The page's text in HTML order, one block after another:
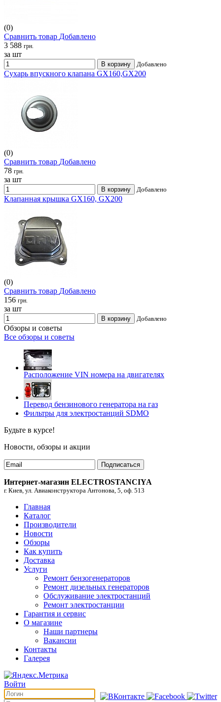
(0)
Сравнить товар Добавлено
3 588 грн.
за шт
В корзину Добавлено
Сухарь впускного клапана GX160,GX200
(0)
Сравнить товар Добавлено
78 грн.
за шт
В корзину Добавлено
Клапанная крышка GX160, GX200
(0)
Сравнить товар Добавлено
156 грн.
за шт
В корзину Добавлено
Обзоры и советы
Все обзоры и советы
Расположение VIN номера на двигателях
Перевод бензинового генератора на газ
Фильтры для электростанций SDMO
Будьте в курсе!
Новости, обзоры и акции
Подписаться
Интернет-магазин ELECTROSTANCIYA
г. Киев, ул. Авиаконструктора Антонова, 5, оф. 513
Главная
Каталог
Производители
Новости
Обзоры
Как купить
Доставка
Услуги
Ремонт бензогенераторов
Ремонт дизельных генераторов
Обслуживание электростанций
Ремонт электростанции
Гарантия и сервис
О магазине
Наши партнеры
Вакансии
Контакты
Галерея
Войти